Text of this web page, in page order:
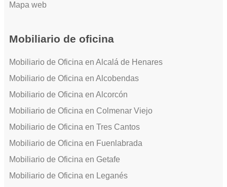
Mapa web
Mobiliario de oficina
Mobiliario de Oficina en Alcalá de Henares
Mobiliario de Oficina en Alcobendas
Mobiliario de Oficina en Alcorcón
Mobiliario de Oficina en Colmenar Viejo
Mobiliario de Oficina en Tres Cantos
Mobiliario de Oficina en Fuenlabrada
Mobiliario de Oficina en Getafe
Mobiliario de Oficina en Leganés